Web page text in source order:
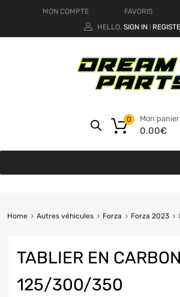
MON COMPTE FAVORIS
HELLO. SIGN IN
Mon panier
0.00€
0
Home Autres véhicules Forza Forza 2023
TABLIER EN
125/300/350